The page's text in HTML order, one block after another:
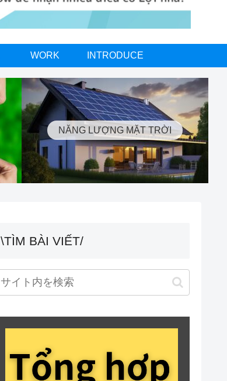
WORK INTRODUCE
NĂNG LƯỢNG MẶT TRỜI
\TÌM BÀI VIẾT/